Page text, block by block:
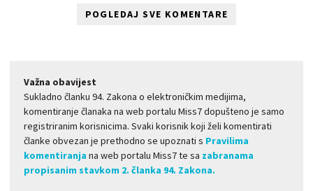
POGLEDAJ SVE KOMENTARE
Važna obavijest
Sukladno članku 94. Zakona o elektroničkim medijima,
komentiranje članaka na web portalu Miss7 dopušteno je samo
registriranim korisnicima. Svaki korisnik koji želi komentirati
članke obvezan je prethodno se upoznati s Pravilima
komentiranja na web portalu Miss7 te sa zabranama
propisanim stavkom 2. članka 94. Zakona.